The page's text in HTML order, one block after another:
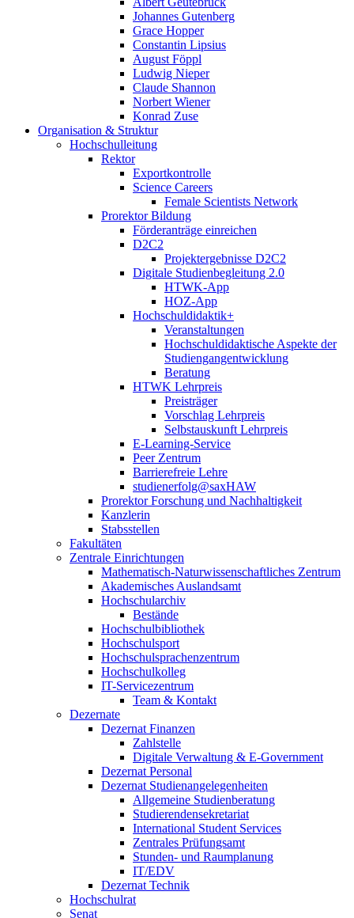
Johannes Gutenberg
Grace Hopper
Constantin Lipsius
August Föppl
Ludwig Nieper
Claude Shannon
Norbert Wiener
Konrad Zuse
Organisation & Struktur
Hochschulleitung
Rektor
Exportkontrolle
Science Careers
Female Scientists Network
Prorektor Bildung
Förderanträge einreichen
D2C2
Projektergebnisse D2C2
Digitale Studienbegleitung 2.0
HTWK-App
HOZ-App
Hochschuldidaktik+
Veranstaltungen
Hochschuldidaktische Aspekte der
Studiengangentwicklung
Beratung
HTWK Lehrpreis
Preisträger
Vorschlag Lehrpreis
Selbstauskunft Lehrpreis
E-Learning-Service
Peer Zentrum
Barrierefreie Lehre
studienerfolg@saxHAW
Prorektor Forschung und Nachhaltigkeit
Kanzlerin
Stabsstellen
Fakultäten
Zentrale Einrichtungen
Mathematisch-Naturwissenschaftliches Zentrum
Akademisches Auslandsamt
Hochschularchiv
Bestände
Hochschulbibliothek
Hochschulsport
Hochschulsprachenzentrum
Hochschulkolleg
IT-Servicezentrum
Team & Kontakt
Dezernate
Dezernat Finanzen
Zahlstelle
Digitale Verwaltung & E-Government
Dezernat Personal
Dezernat Studienangelegenheiten
Allgemeine Studienberatung
Studierendensekretariat
International Student Services
Zentrales Prüfungsamt
Stunden- und Raumplanung
IT/EDV
Dezernat Technik
Hochschulrat
Senat